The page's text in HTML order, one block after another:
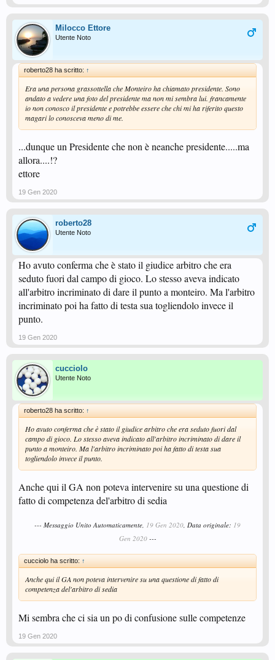
Milocco Ettore
Utente Noto
roberto28 ha scritto: ↑
Era una persona grassottella che Monteiro ha chiamato presidente. Sono
andato a vedere una foto del presidente ma non mi sembra lui. francamente
io non conosco il presidente e potrebbe essere che chi mi ha riferito questo
magari lo conosceva meno di me.
...dunque un Presidente che non è neanche presidente.....ma
allora....!?
ettore
19 Gen 2020
roberto28
Utente Noto
Ho avuto conferma che è stato il giudice arbitro che era
seduto fuori dal campo di gioco. Lo stesso aveva indicato
all'arbitro incriminato di dare il punto a monteiro. Ma l'arbitro
incriminato poi ha fatto di testa sua togliendolo invece il
punto.
19 Gen 2020
cucciolo
Utente Noto
roberto28 ha scritto: ↑
Ho avuto conferma che è stato il giudice arbitro che era seduto fuori dal
campo di gioco. Lo stesso aveva indicato all'arbitro incriminato di dare il
punto a monteiro. Ma l'arbitro incriminato poi ha fatto di testa sua
togliendolo invece il punto.
Anche qui il GA non poteva intervenire su una questione di
fatto di competenza del'arbitro di sedia
--- Messaggio Unito Automaticamente, 19 Gen 2020, Data originale: 19
Gen 2020---
cucciolo ha scritto: ↑
Anche qui il GA non poteva intervenire su una questione di fatto di
competenza del'arbitro di sedia
Mi sembra che ci sia un po di confusione sulle competenze
19 Gen 2020